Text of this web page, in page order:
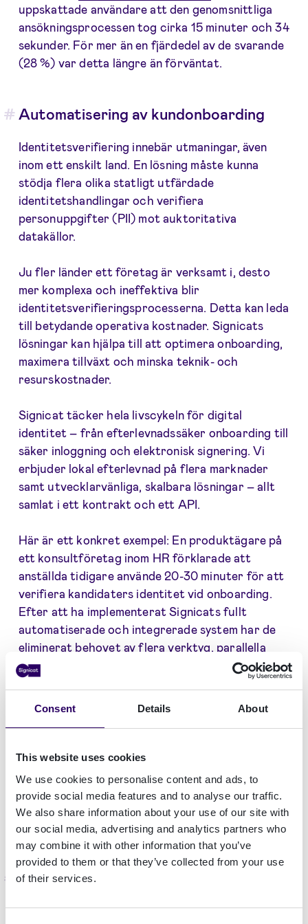
Consent Details About
This website uses cookies
We use cookies to personalise content and ads, to
provide social media features and to analyse our traffic.
We also share information about your use of our site with
our social media, advertising and analytics partners who
may combine it with other information that you’ve
provided to them or that they’ve collected from your use
of their services.
uppskattade användare att den genomsnittliga
ansökningsprocessen tog cirka 15 minuter och 34
sekunder. För mer än en fjärdedel av de svarande
(28 %) var detta längre än förväntat.
Automatisering av kundonboarding
Identitetsverifiering innebär utmaningar, även
inom ett enskilt land. En lösning måste kunna
stödja flera olika statligt utfärdade
identitetshandlingar och verifiera
personuppgifter (PII) mot auktoritativa
datakällor.
Ju fler länder ett företag är verksamt i, desto
mer komplexa och ineffektiva blir
identitetsverifieringsprocesserna. Detta kan leda
till betydande operativa kostnader. Signicats
lösningar kan hjälpa till att optimera onboarding,
maximera tillväxt och minska teknik- och
resurskostnader.
Signicat täcker hela livscykeln för digital
identitet – från efterlevnadssäker onboarding till
säker inloggning och elektronisk signering. Vi
erbjuder lokal efterlevnad på flera marknader
samt utvecklarvänliga, skalbara lösningar – allt
samlat i ett kontrakt och ett API.
Här är ett konkret exempel: En produktägare på
ett konsultföretag inom HR förklarade att
anställda tidigare använde 20-30 minuter för att
verifiera kandidaters identitet vid onboarding.
Efter att ha implementerat Signicats fullt
automatiserade och integrerade system har de
eliminerat behovet av flera verktyg, parallella
processer och manuella granskningar. Detta har
sparat tid, kostnader och resurser motsvarande
tack vare Signicat, då vi har tagit bort
en stor administrativ del av processen
från våra anställda."
IT Product Owner och Manager, HR-konsultföretag.
Total Economic Impact™: Operativa